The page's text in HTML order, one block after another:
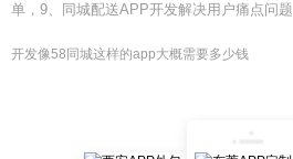
单，9、同城配送APP开发解决用户痛点问题
开发像58同城这样的app大概需要多少钱